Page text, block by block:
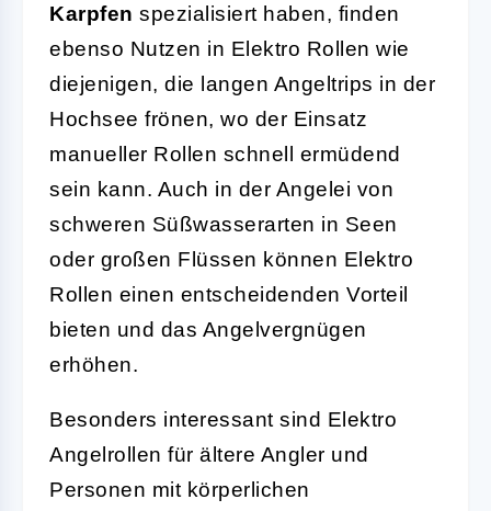
Karpfen spezialisiert haben, finden
ebenso Nutzen in Elektro Rollen wie
diejenigen, die langen Angeltrips in der
Hochsee frönen, wo der Einsatz
manueller Rollen schnell ermüdend
sein kann. Auch in der Angelei von
schweren Süßwasserarten in Seen
oder großen Flüssen können Elektro
Rollen einen entscheidenden Vorteil
bieten und das Angelvergnügen
erhöhen.
Besonders interessant sind Elektro
Angelrollen für ältere Angler und
Personen mit körperlichen